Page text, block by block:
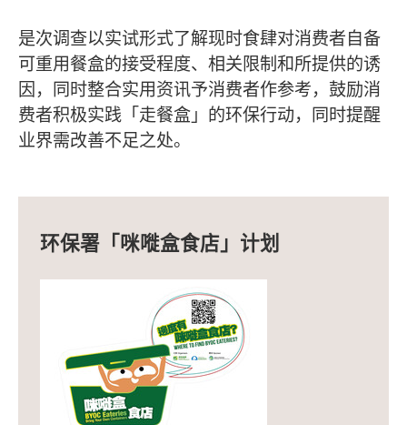
是次调查以实试形式了解现时食肆对消费者自备
可重用餐盒的接受程度、相关限制和所提供的诱
因，同时整合实用资讯予消费者作参考，鼓励消
费者积极实践「走餐盒」的环保行动，同时提醒
业界需改善不足之处。
环保署「咪嘥盒食店」计划